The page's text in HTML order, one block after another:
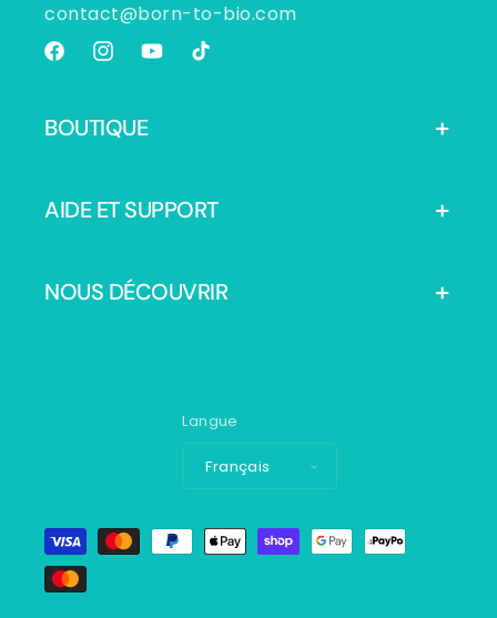
contact@born-to-bio.com
FacebookInstagramYouTubeTikTok
BOUTIQUE
AIDE ET SUPPORT
NOUS DÉCOUVRIR
Langue
Français
de
paiement